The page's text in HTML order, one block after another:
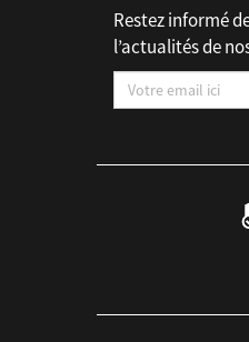
Restez informé
l’actualités de